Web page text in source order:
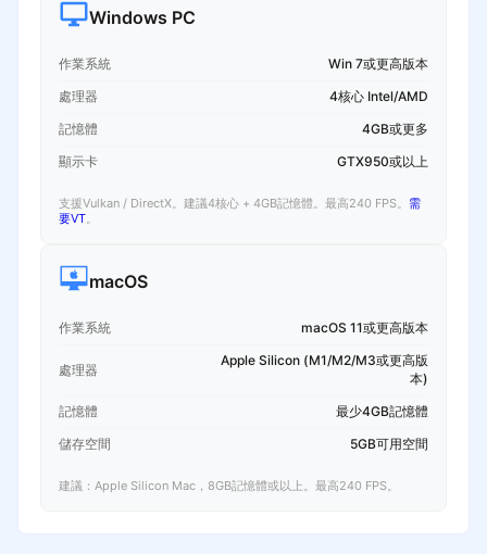
Windows PC
作業系統
Win 7或更高版本
處理器
4核心 Intel/AMD
記憶體
4GB或更多
顯示卡
GTX950或以上
支援Vulkan / DirectX。建議4核心 + 4GB記憶體。最高240 FPS。 需
要VT。
macOS
作業系統 macOS 11或更高版本
處理器
Apple Silicon (M1/M2/M3或更高版
本)
記憶體
最少4GB記憶體
儲存空間
5GB可用空間
建議：Apple Silicon Mac，8GB記憶體或以上。最高240 FPS。